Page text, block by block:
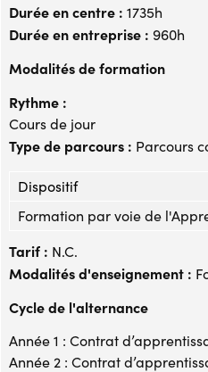
Durée en centre : 1735h
Durée en entreprise : 960h
Modalités de formation
Rythme :
Cours de jour
Type de parcours : Parcours
Dispositif
Formation par voie de
Tarif : N.C.
Modalités d'enseignement :
Cycle de l'alternance
Année 1 : Contrat
Année 2 : Contrat